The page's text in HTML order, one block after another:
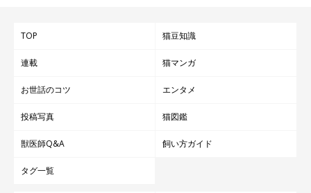
ら、いい子で、元気で待っていてね」と言い聞かせることで、飼
い主自身の気持ちを落ち着かせ、愛猫が不安にならないようにす
なお、自分が感染した後で愛猫の体調が悪くなったという場合
は、かかりつけの動物病院に電話をしてください。
TOP 猫豆知識
連載 猫マンガ
お世話のコツ エンタメ
投稿写真 猫図鑑
獣医師Q&A 飼い方ガイド
タグ一覧